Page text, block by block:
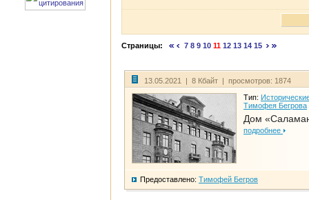
Страницы: 7 8 9 10 11 12 13 14 15
13.05.2021 | 8 Кбайт | просмотров: 1874
Тип:
Тимофея Бегрова
Дом
подробнее
Предоставлено: Тимофей Бегров